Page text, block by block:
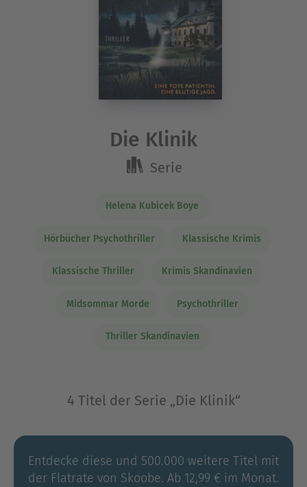
Die Klinik
Serie
Helena Kubicek Boye
Hörbücher Psychothriller Klassische Krimis
Klassische Thriller Krimis Skandinavien
Midsommar Morde Psychothriller
Thriller Skandinavien
4 Titel der Serie „Die Klinik“
Entdecke diese und 500.000 weitere Titel mit
der Flatrate von Skoobe. Ab 12,99 € im Monat.